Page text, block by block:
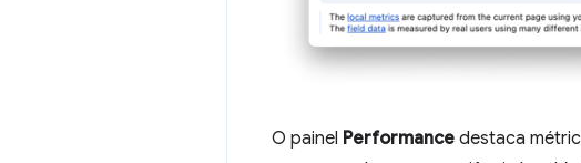
O painel Performance destaca